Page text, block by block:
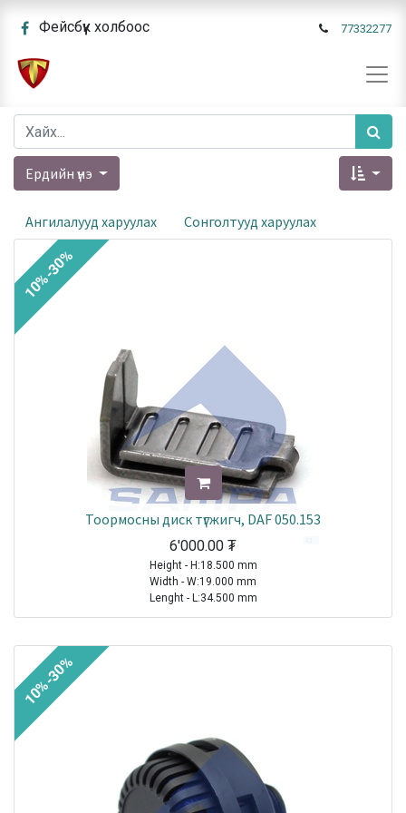
Фейсбүүк холбоос 77332277
Ердийн үнэ
Ангилалууд харуулах Сонголтууд харуулах
Тоормосны диск түгжигч, DAF 050.153
6'000.00 ₮
Height - H:18.500 mm
Width - W:19.000 mm
Lenght - L:34.500 mm
TRUCK|DAF|75CF|1998-2000
TRUCK|DAF|LF55|2001-2021
TRUCK|DAF|XF95|2002-2006
TRUCK|DAF|XF105|2005-2021
TRUCK|DAF|LF|2013-2021
10%-30%
10%-30%